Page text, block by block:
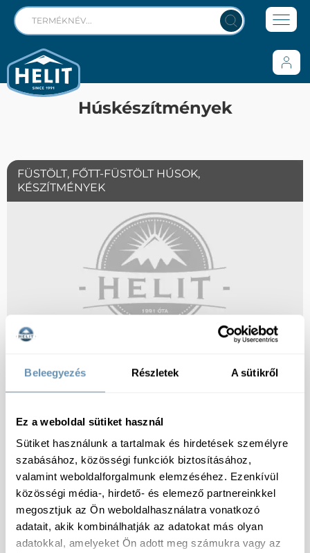
Beleegyezés Részletek A sütikről
Ez a weboldal sütiket használ
Sütiket használunk a tartalmak és hirdetések személyre
szabásához, közösségi funkciók biztosításához,
valamint weboldalforgalmunk elemzéséhez. Ezenkívül
közösségi média-, hirdető- és elemező partnereinkkel
megosztjuk az Ön weboldalhasználatra vonatkozó
adatait, akik kombinálhatják az adatokat más olyan
adatokkal, amelyeket Ön adott meg számukra vagy az
Húskészítmények
FÜSTÖLT, FŐTT-FÜSTÖLT HÚSOK,
KÉSZÍTMÉNYEK